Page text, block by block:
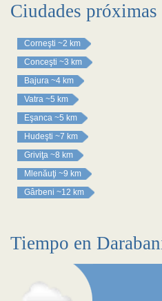
Ciudades próximas
Corneşti ~2 km
Conceşti ~3 km
Bajura ~4 km
Vatra ~5 km
Eşanca ~5 km
Hudeşti ~7 km
Griviţa ~8 km
Mlenăuţi ~9 km
Gârbeni ~12 km
Tiempo en